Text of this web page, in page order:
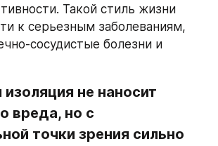
Такой стиль жизни
к серьезным заболеваниям,
сосудистые болезни и
не наносит
вреда, но с
точки зрения сильно